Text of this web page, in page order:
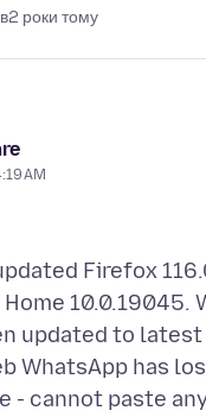
2 роки тому
AM
Firefox
10.0.19045.
updated to
WhatsApp has
- cannot paste